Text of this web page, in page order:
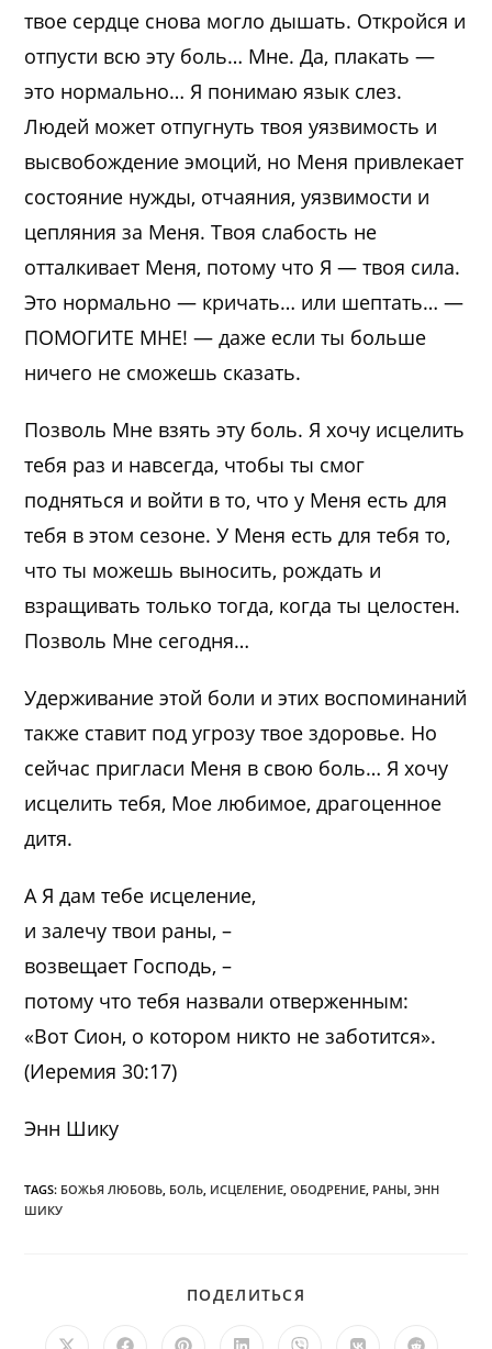
твое сердце снова могло дышать. Откройся и
отпусти всю эту боль… Мне. Да, плакать —
это нормально… Я понимаю язык слез.
Людей может отпугнуть твоя уязвимость и
высвобождение эмоций, но Меня привлекает
состояние нужды, отчаяния, уязвимости и
цепляния за Меня. Твоя слабость не
отталкивает Меня, потому что Я — твоя сила.
Это нормально — кричать… или шептать… —
ПОМОГИТЕ МНЕ! — даже если ты больше
ничего не сможешь сказать.
Позволь Мне взять эту боль. Я хочу исцелить
тебя раз и навсегда, чтобы ты смог
подняться и войти в то, что у Меня есть для
тебя в этом сезоне. У Меня есть для тебя то,
что ты можешь выносить, рождать и
взращивать только тогда, когда ты целостен.
Позволь Мне сегодня…
Удерживание этой боли и этих воспоминаний
также ставит под угрозу твое здоровье. Но
сейчас пригласи Меня в свою боль… Я хочу
исцелить тебя, Мое любимое, драгоценное
дитя.
А Я дам тебе исцеление,
и залечу твои раны, –
возвещает Господь, –
потому что тебя назвали отверженным:
«Вот Сион, о котором никто не заботится».
(Иеремия 30:17)
Энн Шику
TAGS: БОЖЬЯ ЛЮБОВЬ БОЛЬ ИСЦЕЛЕНИЕ ОБОДРЕНИЕ РАНЫ ЭНН
ШИКУ
ПОДЕЛИТЬСЯ